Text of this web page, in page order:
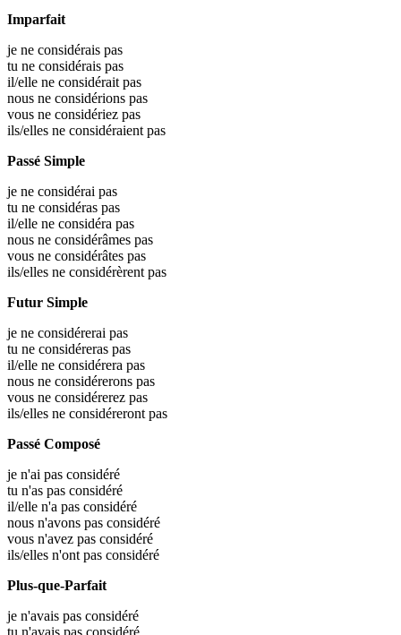
Imparfait
je ne considérais pas
tu ne considérais pas
il/elle ne considérait pas
nous ne considérions pas
vous ne considériez pas
ils/elles ne considéraient pas
Passé Simple
je ne considérai pas
tu ne considéras pas
il/elle ne considéra pas
nous ne considérâmes pas
vous ne considérâtes pas
ils/elles ne considérèrent pas
Futur Simple
je ne considérerai pas
tu ne considéreras pas
il/elle ne considérera pas
nous ne considérerons pas
vous ne considérerez pas
ils/elles ne considéreront pas
Passé Composé
je n'ai pas considéré
tu n'as pas considéré
il/elle n'a pas considéré
nous n'avons pas considéré
vous n'avez pas considéré
ils/elles n'ont pas considéré
Plus-que-Parfait
je n'avais pas considéré
tu n'avais pas considéré